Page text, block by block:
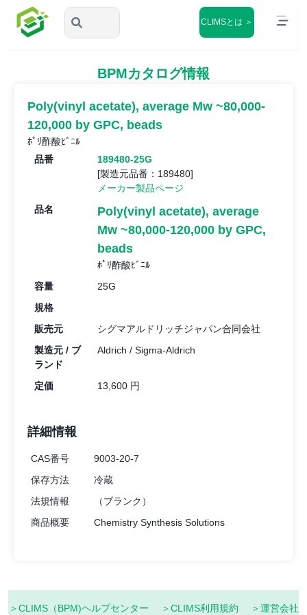
CLIMSとは ＞
BPMカタログ情報
Poly(vinyl acetate), average Mw ~80,000-
120,000 by GPC, beads
ﾎﾟﾘ酢酸ﾋﾞﾆﾙ
品番
189480-25G
[製造元品番：189480]
メーカー製品ページ
品名
Poly(vinyl acetate), average
Mw ~80,000-120,000 by GPC,
beads
ﾎﾟﾘ酢酸ﾋﾞﾆﾙ
容量
25G
規格
販売元
シグマアルドリッチジャパン合同会社
製造元 / ブ
ランド
Aldrich / Sigma-Aldrich
定価 13,600 円
詳細情報
CAS番号
9003-20-7
保存方法
冷蔵
法規情報
（ブランク）
商品概要
Chemistry Synthesis Solutions
＞CLIMS（BPM)ヘルプセンター ＞CLIMS利用規約 ＞運営会社